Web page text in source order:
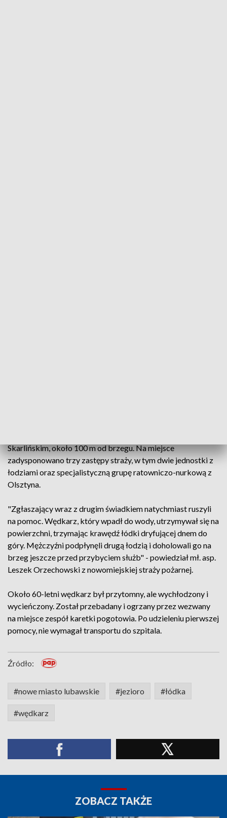
Skarlińskim, około 100 m od brzegu. Na miejsce
zadysponowano trzy zastępy straży, w tym dwie jednostki z
łodziami oraz specjalistyczną grupę ratowniczo-nurkową z
Olsztyna.
"Zgłaszający wraz z drugim świadkiem natychmiast ruszyli
na pomoc. Wędkarz, który wpadł do wody, utrzymywał się na
powierzchni, trzymając krawędź łódki dryfującej dnem do
góry. Mężczyźni podpłynęli drugą łodzią i doholowali go na
brzeg jeszcze przed przybyciem służb" - powiedział mł. asp.
Leszek Orzechowski z nowomiejskiej straży pożarnej.
Około 60-letni wędkarz był przytomny, ale wychłodzony i
wycieńczony. Został przebadany i ogrzany przez wezwany
na miejsce zespół karetki pogotowia. Po udzieleniu pierwszej
pomocy, nie wymagał transportu do szpitala.
Źródło:
#nowe miasto lubawskie #jezioro #łódka
#wędkarz
ZOBACZ TAKŻE